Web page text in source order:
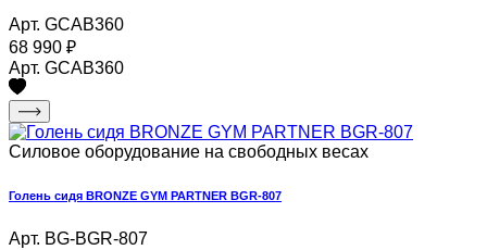
Арт. GCAB360
68 990 ₽
Арт. GCAB360
Силовое оборудование на свободных весах
Голень сидя BRONZE GYM PARTNER BGR-807
Арт. BG-BGR-807